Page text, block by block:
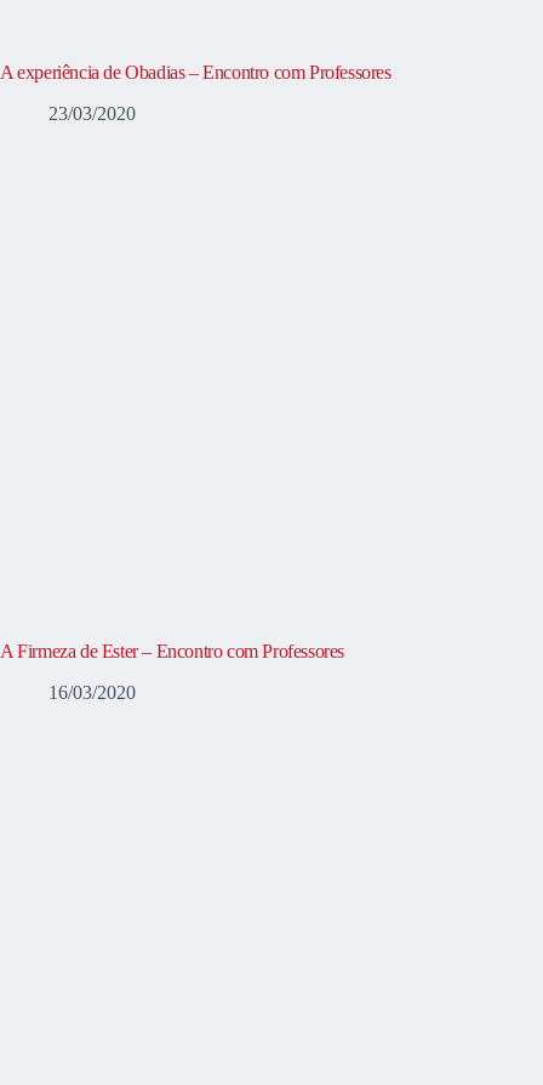
A experiência de Obadias – Encontro com Professores
23/03/2020
A Firmeza de Ester – Encontro com Professores
16/03/2020